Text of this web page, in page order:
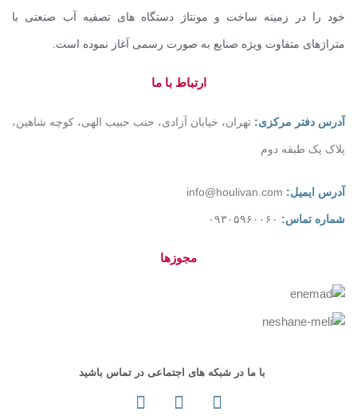
خود را در زمینه ساخت و مونتاژ دستگاه های تصفیه آب صنعتی با
متراژهای متفاوت ویژه صنایع به صورت رسمی آغاز نموده است.
ارتباط با ما
آدرس دفتر مرکزی: تهران، خیابان آزادی، جنب حبیب الهی، کوچه شاهین،
پلاک یک طبقه دوم
آدرس ایمیل: info@houlivan.com
شماره تماس: ۰۹۳۰۵۹۶۰۰۶۰
مجوزها
با ما در شبکه های اجتماعی در تماس باشید